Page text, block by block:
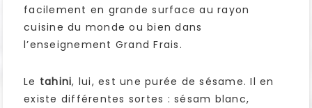
facilement en grande surface au rayon
cuisine du monde ou bien dans
l’enseignement Grand Frais.
Le tahini, lui, est une purée de sésame. Il en
existe différentes sortes : sésam blanc,